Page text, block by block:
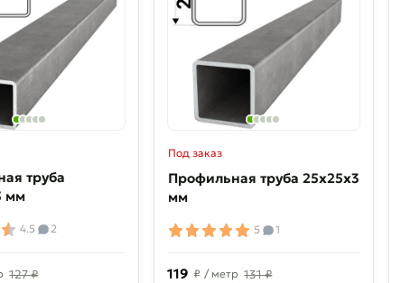
труба
мм
4.5 2
127 ₽
Под заказ
Профильная труба 25х25х3
мм
5 1
119 ₽ / метр 131 ₽